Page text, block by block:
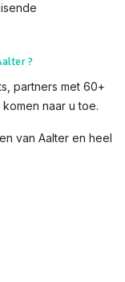
?
partners met 60+
naar u toe.
van Aalter en heel